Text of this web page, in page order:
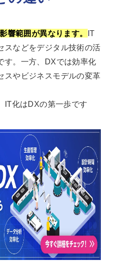
響範囲が異なります。 IT
スなどをデジタル技術の活
す。一方、DXでは効率化
スやビジネスモデルの変革
IT化はDXの第一歩です